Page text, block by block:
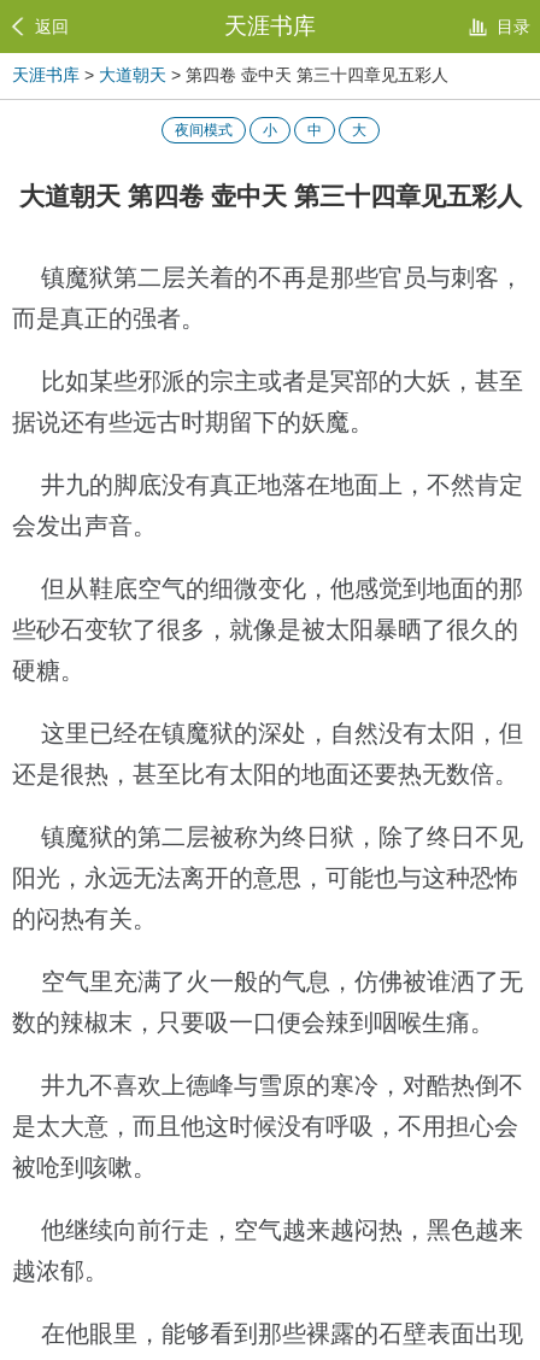
返回 天涯书库 目录
天涯书库 > 大道朝天 > 第四卷 壶中天 第三十四章见五彩人
夜间模式 小 中 大
大道朝天 第四卷 壶中天 第三十四章见五彩人
镇魔狱第二层关着的不再是那些官员与刺客，
而是真正的强者。
比如某些邪派的宗主或者是冥部的大妖，甚至
据说还有些远古时期留下的妖魔。
井九的脚底没有真正地落在地面上，不然肯定
会发出声音。
但从鞋底空气的细微变化，他感觉到地面的那
些砂石变软了很多，就像是被太阳暴晒了很久的
硬糖。
这里已经在镇魔狱的深处，自然没有太阳，但
还是很热，甚至比有太阳的地面还要热无数倍。
镇魔狱的第二层被称为终日狱，除了终日不见
阳光，永远无法离开的意思，可能也与这种恐怖
的闷热有关。
空气里充满了火一般的气息，仿佛被谁洒了无
数的辣椒末，只要吸一口便会辣到咽喉生痛。
井九不喜欢上德峰与雪原的寒冷，对酷热倒不
是太大意，而且他这时候没有呼吸，不用担心会
被呛到咳嗽。
他继续向前行走，空气越来越闷热，黑色越来
越浓郁。
在他眼里，能够看到那些裸露的石壁表面出现